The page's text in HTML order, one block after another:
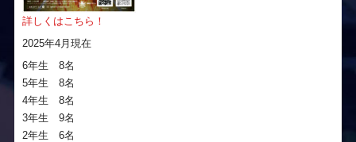
詳しくはこちら！
2025年4月現在
6年生 8名
5年生 8名
4年生 8名
3年生 9名
2年生 6名